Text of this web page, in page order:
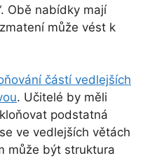
Obě nabídky mají
může vést k
částí vedlejších
. Učitelé by měli
podstatná
ve vedlejších větách
může být struktura